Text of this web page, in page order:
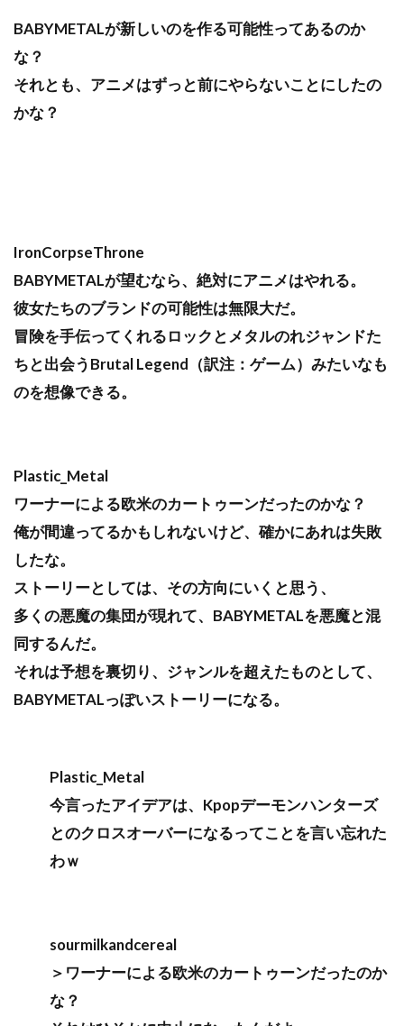
BABYMETALが新しいのを作る可能性ってあるのか
な？
それとも、アニメはずっと前にやらないことにしたの
かな？
IronCorpseThrone
BABYMETALが望むなら、絶対にアニメはやれる。
彼女たちのブランドの可能性は無限大だ。
冒険を手伝ってくれるロックとメタルのれジャンドた
ちと出会うBrutal Legend（訳注：ゲーム）みたいなも
のを想像できる。
Plastic_Metal
ワーナーによる欧米のカートゥーンだったのかな？
俺が間違ってるかもしれないけど、確かにあれは失敗
したな。
ストーリーとしては、その方向にいくと思う、
多くの悪魔の集団が現れて、BABYMETALを悪魔と混
同するんだ。
それは予想を裏切り、ジャンルを超えたものとして、
BABYMETALっぽいストーリーになる。
Plastic_Metal
今言ったアイデアは、Kpopデーモンハンターズ
とのクロスオーバーになるってことを言い忘れた
わｗ
sourmilkandcereal
＞ワーナーによる欧米のカートゥーンだったのか
な？